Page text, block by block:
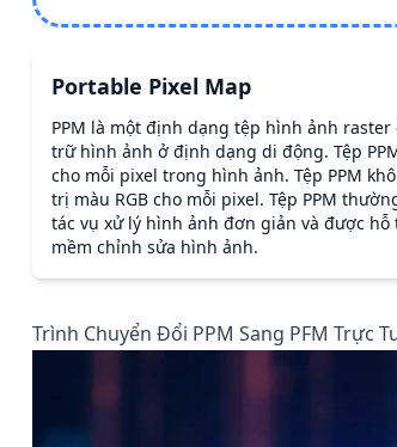
Portable Pixel Map
PPM là một định dạng tệp hình ảnh
trữ hình ảnh ở định dạng di động. Tệp
cho mỗi pixel trong hình ảnh. Tệp PPM
trị màu RGB cho mỗi pixel. Tệp PPM
tác vụ xử lý hình ảnh đơn giản và được
mềm chỉnh sửa hình ảnh.
Trình Chuyển Đổi PPM Sang PFM Trực